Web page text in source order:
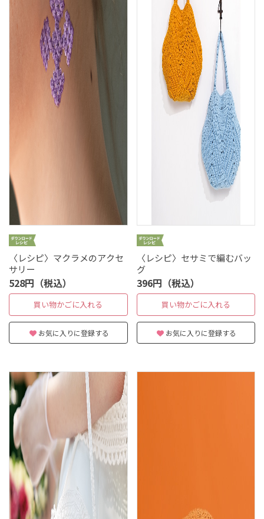
〈レシピ〉マクラメのアクセ
サリー
528円（税込）
買い物かごに入れる
お気に入りに登録する
〈レシピ〉セサミで編むバッ
グ
396円（税込）
買い物かごに入れる
お気に入りに登録する